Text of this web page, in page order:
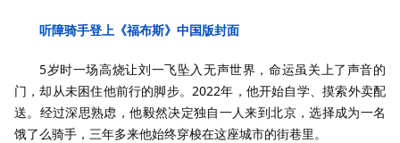
听障骑手登上《福布斯》中国版封面
5岁时一场高烧让刘一飞坠入无声世界，命运虽关上了声音的
门，却从未困住他前行的脚步。2022年，他开始自学、摸索外卖配
送。经过深思熟虑，他毅然决定独自一人来到北京，选择成为一名
饿了么骑手，三年多来他始终穿梭在这座城市的街巷里。